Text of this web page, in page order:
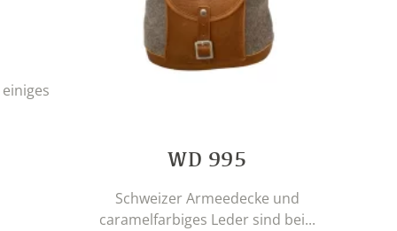
WD 995
Schweizer Armeedecke und
caramelfarbiges Leder sind bei...